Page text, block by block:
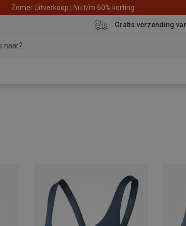
Zomer Uitverkoop | Nu t/m 60% korting
Gratis verzending